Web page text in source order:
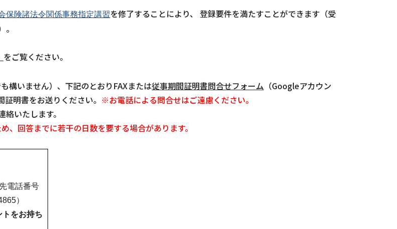
保険諸法令関係事務指定講習を修了することにより、 登録要件を満たすことができます（受
をご覧ください。
構いません）、下記のとおりFAXまたは従事期間証明書問合せフォーム （Googleアカウン
明書をお送りください。 ※お電話による問合せはご遠慮ください。
いたします。
回答までに若干の日数を要する場合があります。
電話番号
）
をお持ち